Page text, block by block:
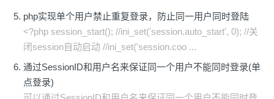
php实现单个用户禁止重复登录，防止同一用户同时登陆
<?php session_start(); //ini_set('session.auto_start', 0); //关
闭session自动启动 //ini_set('session.coo ...
通过SessionID和用户名来保证同一个用户不能同时登录(单
点登录)